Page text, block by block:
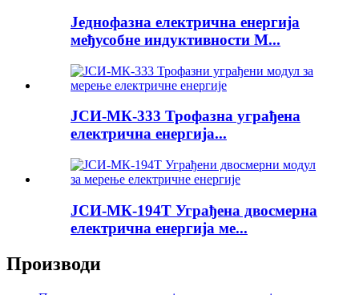
Једнофазна електрична енергија
међусобне индуктивности М...
ЈСИ-МК-333 Трофазна уграђена
електрична енергија...
ЈСИ-МК-194Т Уграђена двосмерна
електрична енергија ме...
Производи